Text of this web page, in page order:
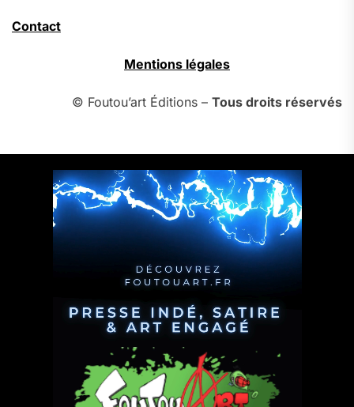
Contact
Mentions légales
© Foutou’art Éditions – Tous droits réservés